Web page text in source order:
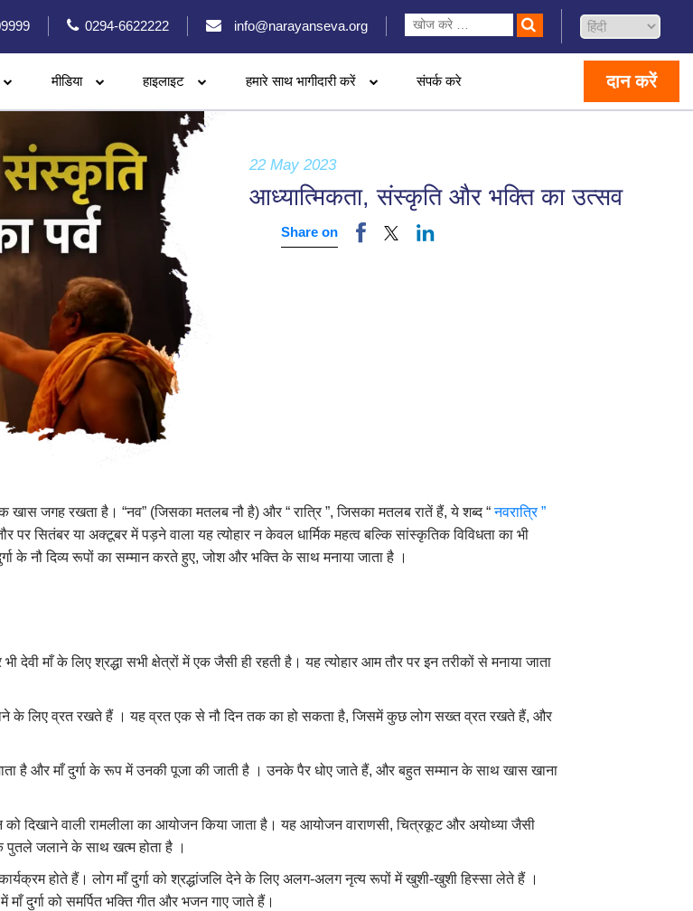
0294-6622222 info@narayanseva.org
मीडिया हाइलाइट हमारे साथ भागीदारी करें संपर्क करे दान करें
22 May 2023
आध्यात्मिकता, संस्कृति और भक्ति का उत्सव
Share on
खास जगह रखता है। “नव” (जिसका मतलब नौ है) और “ रात्रि ”, जिसका मतलब रातें हैं, ये शब्द “नवरात्रि ”
पर सितंबर या अक्टूबर में पड़ने वाला यह त्योहार न केवल धार्मिक महत्व बल्कि सांस्कृतिक विविधता का भी
के नौ दिव्य रूपों का सम्मान करते हुए, जोश और भक्ति के साथ मनाया जाता है ।
देवी माँ के लिए श्रद्धा सभी क्षेत्रों में एक जैसी ही रहती है। यह त्योहार आम तौर पर इन तरीकों से मनाया जाता
के लिए व्रत रखते हैं । यह व्रत एक से नौ दिन तक का हो सकता है, जिसमें कुछ लोग सख्त व्रत रखते हैं, और
है और माँ दुर्गा के रूप में उनकी पूजा की जाती है । उनके पैर धोए जाते हैं, और बहुत सम्मान के साथ खास खाना
को दिखाने वाली रामलीला का आयोजन किया जाता है। यह आयोजन वाराणसी, चित्रकूट और अयोध्या जैसी
पुतले जलाने के साथ खत्म होता है ।
होते हैं। लोग माँ दुर्गा को श्रद्धांजलि देने के लिए अलग-अलग नृत्य रूपों में खुशी-खुशी हिस्सा लेते हैं ।
दुर्गा को समर्पित भक्ति गीत और भजन गाए जाते हैं।